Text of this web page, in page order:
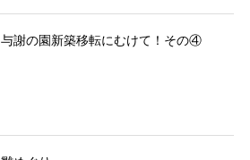
与謝の園新築移転にむけて！その④